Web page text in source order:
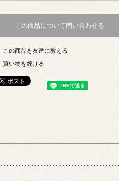
この商品について問い合わせる
この商品を友達に教える
買い物を続ける